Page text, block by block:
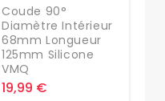
Coude 90°
Diamètre Intérieur
68mm Longueur
125mm Silicone
VMQ
19,99 €